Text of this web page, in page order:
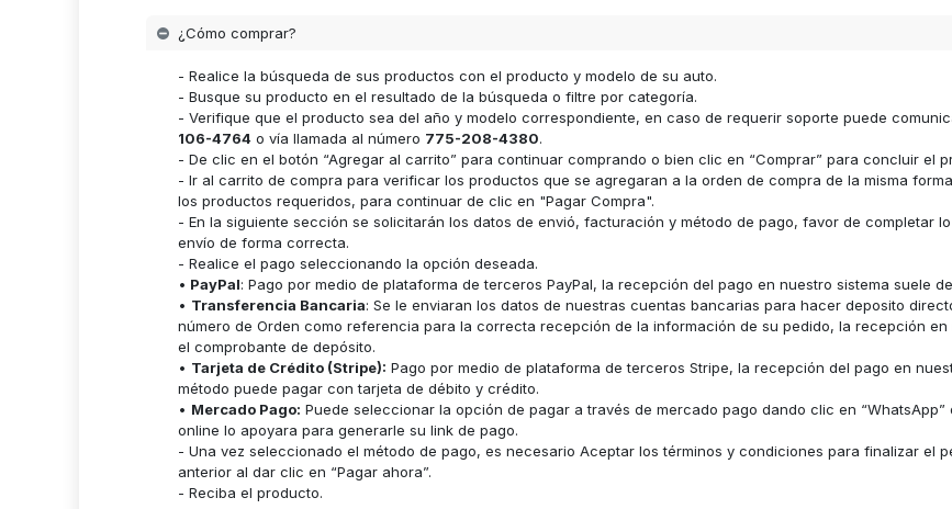
¿Cómo comprar?
- Realice la búsqueda de sus productos con el producto y modelo de su auto.
- Busque su producto en el resultado de la búsqueda o filtre por categoría.
- Verifique que el producto sea del año y modelo correspondiente, en caso de requerir soporte puede
106-4764 o vía llamada al número 775-208-4380.
- De clic en el botón “Agregar al carrito” para continuar comprando o bien clic en “Comprar” para concluir el
- Ir al carrito de compra para verificar los productos que se agregaran a la orden de compra de la misma
los productos requeridos, para continuar de clic en "Pagar Compra".
- En la siguiente sección se solicitarán los datos de envió, facturación y método de pago, favor de completar
envío de forma correcta.
- Realice el pago seleccionando la opción deseada.
• PayPal: Pago por medio de plataforma de terceros PayPal, la recepción del pago en nuestro sistema suele
• Transferencia Bancaria: Se le enviaran los datos de nuestras cuentas bancarias para hacer deposito
número de Orden como referencia para la correcta recepción de la información de su pedido, la recepción
el comprobante de depósito.
• Tarjeta de Crédito (Stripe): Pago por medio de plataforma de terceros Stripe, la recepción del pago en
método puede pagar con tarjeta de débito y crédito.
• Mercado Pago: Puede seleccionar la opción de pagar a través de mercado pago dando clic en
online lo apoyara para generarle su link de pago.
- Una vez seleccionado el método de pago, es necesario Aceptar los términos y condiciones para finalizar el
anterior al dar clic en “Pagar ahora”.
- Reciba el producto.